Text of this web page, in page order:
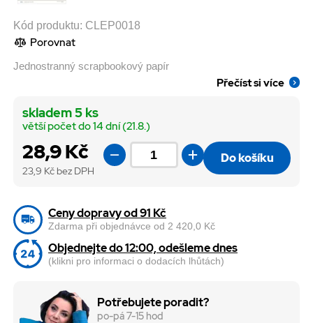
Kód produktu: CLEP0018
Porovnat
Jednostranný scrapbookový papír
Přečíst si více
28,9 Kč
23,9 Kč bez DPH
skladem 5 ks
větší počet do 14 dní (21.8.)
Do košíku
Ceny dopravy od 91 Kč
Zdarma při objednávce od 2 420,0 Kč
Objednejte do 12:00, odešleme dnes
(klikni pro informaci o dodacích lhůtách)
Potřebujete poradit?
po-pá 7-15 hod